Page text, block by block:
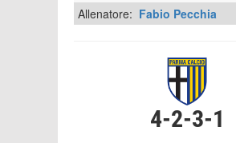
Allenatore: Fabio Pecchia
4-2-3-1